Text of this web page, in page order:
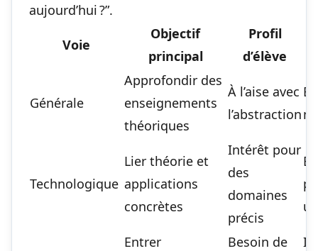
aujourd’hui ?”.
Voie
Objectif
principal
Profil
d’élève
Générale
Approfondir des
enseignements
théoriques
À l’aise avec
l’abstraction
Technologique
Lier théorie et
applications
concrètes
Intérêt pour
des
domaines
précis
Entrer
Besoin de